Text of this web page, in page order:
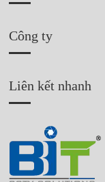
Công ty
Liên kết nhanh